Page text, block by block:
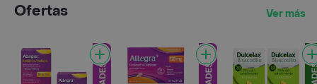
Ofertas Ver más